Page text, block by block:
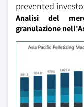
prevented
Analisi del
granulazione